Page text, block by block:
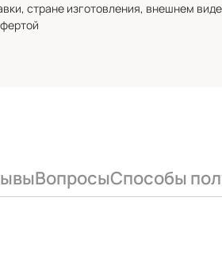
стране изготовления, внешнем
ВопросыСпособы